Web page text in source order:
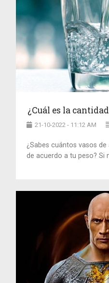
¿Cuál es la
21-10-2022 - 11:12 AM
¿Sabes cuántos vasos
de acuerdo a tu peso? Si